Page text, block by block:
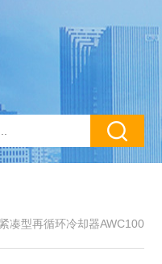
凑型再循环冷却器AWC100